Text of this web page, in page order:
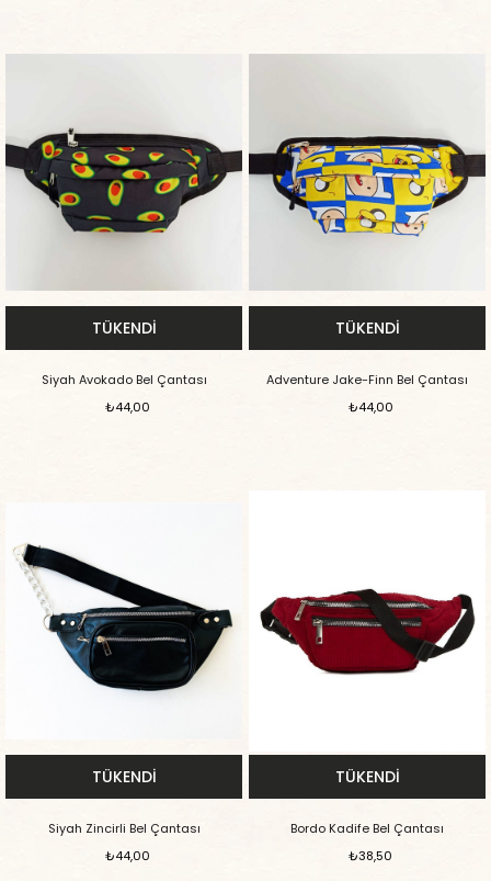
TÜKENDI
Siyah Avokado Bel Çantası
₺44,00
TÜKENDI
Adventure Jake-Finn Bel Çantası
₺44,00
TÜKENDI
Siyah Zincirli Bel Çantası
₺44,00
TÜKENDI
Bordo Kadife Bel Çantası
₺38,50